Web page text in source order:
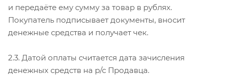
и передаёте ему сумму за товар в рублях.
Покупатель подписывает документы, вносит
денежные средства и получает чек.
2.3. Датой оплаты считается дата зачисления
денежных средств на р/с Продавца.